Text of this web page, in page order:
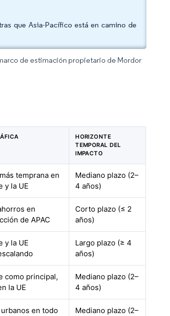
que Asia-Pacífico está en camino de
de estimación propietario de Mordor
HORIZONTE
TEMPORAL DEL
IMPACTO
temprana en
y la UE
Mediano plazo (2–
4 años)
en
de APAC
Corto plazo (≤ 2
años)
y la UE
Largo plazo (≥ 4
años)
como principal,
la UE
Mediano plazo (2–
4 años)
en todo
Mediano plazo (2–